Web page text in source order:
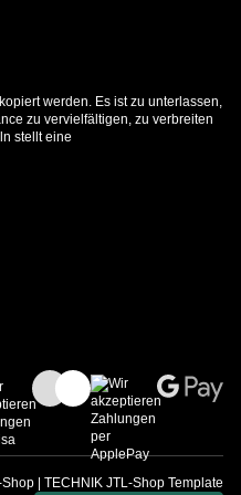
werden. Es ist zu unterlassen,
zu vervielfältigen, zu verbreiten
stellt eine
Shop TECHNIK JTL-Shop Template